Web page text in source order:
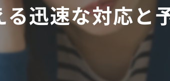
故障
迅速な対応と